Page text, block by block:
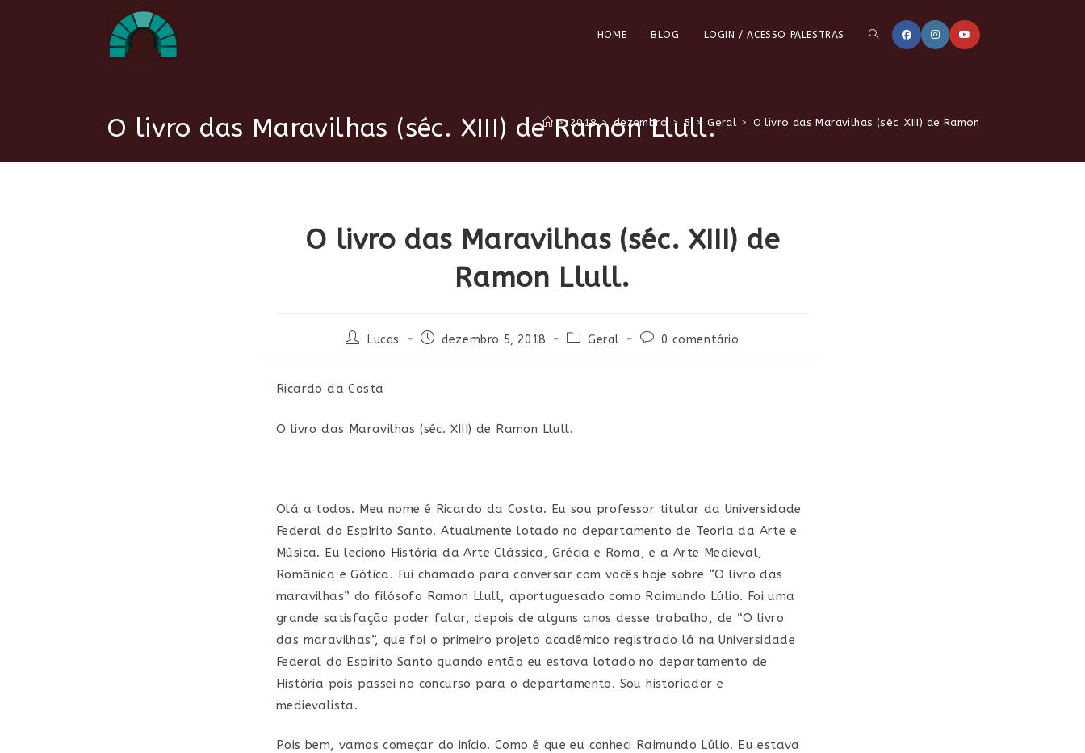
HOME BLOG LOGIN / ACESSO PALESTRAS ALTERNAR
O livro das Maravilhas (séc. XIII) de Ramon Llull.
> 2018 > dezembro > 5 > Geral > O livro das Maravilhas (séc. XIII) de Ramon Llull.
O livro das Maravilhas (séc. XIII) de
Ramon Llull.
AutorLucas
Postdezembro 5, 2018
Categoria
Geral
Comentários
0 comentário
Ricardo da Costa
O livro das Maravilhas (séc. XIII) de Ramon Llull.
Olá a todos. Meu nome é Ricardo da Costa. Eu sou professor titular da Universidade
Federal do Espírito Santo. Atualmente lotado no departamento de Teoria da Arte e
Música. Eu leciono História da Arte Clássica, Grécia e Roma, e a Arte Medieval,
Românica e Gótica. Fui chamado para conversar com vocês hoje sobre “O livro das
maravilhas” do filósofo Ramon Llull, aportuguesado como Raimundo Lúlio. Foi uma
grande satisfação poder falar, depois de alguns anos desse trabalho, de “O livro
das maravilhas”, que foi o primeiro projeto acadêmico registrado lá na Universidade
Federal do Espírito Santo quando então eu estava lotado no departamento de
História pois passei no concurso para o departamento. Sou historiador e
medievalista.
Pois bem, vamos começar do início. Como é que eu conheci Raimundo Lúlio. Eu estava